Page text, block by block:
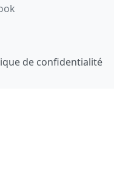
de confidentialité